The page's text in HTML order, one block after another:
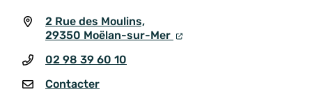
2 Rue des Moulins,
29350 Moëlan-sur-Mer
02 98 39 60 10
Contacter